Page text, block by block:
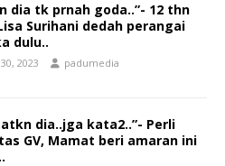
dia tk prnah goda..”- 12 thn
Surihani dedah perangai
dulu..
2023 padumedia
dia..jga kata2..”- Perli
GV, Mamat beri amaran ini